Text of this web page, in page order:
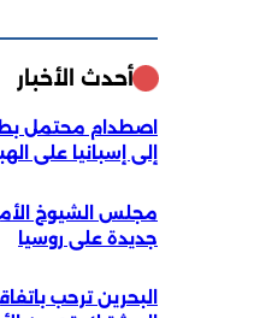
أحدث الأخبار
اصطدام محتمل
إلى إسبانيا على
مجلس الشيوخ
جديدة على روسيا
البحرين ترحب